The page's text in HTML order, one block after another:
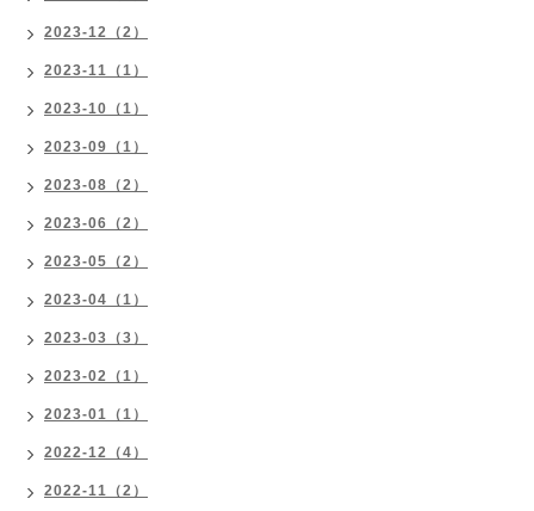
2023-12（2）
2023-11（1）
2023-10（1）
2023-09（1）
2023-08（2）
2023-06（2）
2023-05（2）
2023-04（1）
2023-03（3）
2023-02（1）
2023-01（1）
2022-12（4）
2022-11（2）